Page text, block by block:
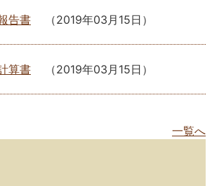
告書 （2019年03月15日 ）
算書 （2019年03月15日 ）
一覧へ